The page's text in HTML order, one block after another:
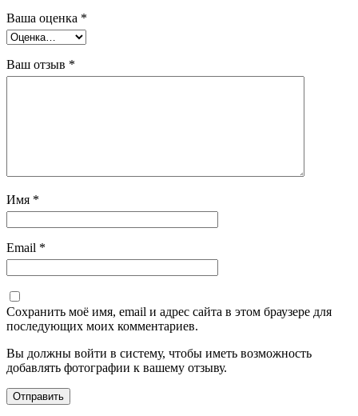
Ваша оценка *
Ваш отзыв *
Имя *
Email *
Сохранить моё имя, email и адрес сайта в этом браузере для
последующих моих комментариев.
Вы должны войти в систему, чтобы иметь возможность
добавлять фотографии к вашему отзыву.